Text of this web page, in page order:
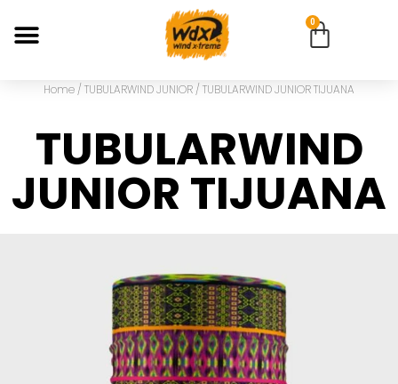
0
Home / TUBULARWIND JUNIOR / TUBULARWIND JUNIOR TIJUANA
TUBULARWIND
JUNIOR TIJUANA